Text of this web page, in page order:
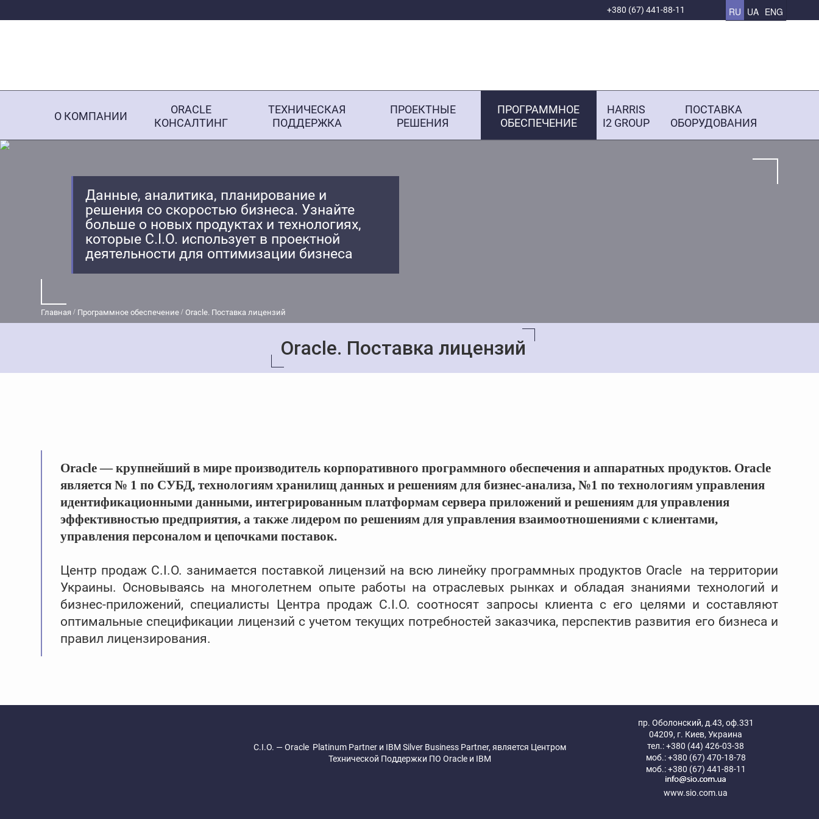
+380 (67) 441-88-11 RU UA ENG
О КОМПАНИИ
ORACLE
КОНСАЛТИНГ
ТЕХНИЧЕСКАЯ
ПОДДЕРЖКА
ПРОЕКТНЫЕ
РЕШЕНИЯ
ПРОГРАММНОЕ
ОБЕСПЕЧЕНИЕ
HARRIS
І2 GROUP
ПОСТАВКА
ОБОРУДОВАНИЯ
Данные, аналитика, планирование и
решения со скоростью бизнеса. Узнайте
больше о новых продуктах и технологиях,
которые С.І.О. использует в проектной
деятельности для оптимизации бизнеса
Oracle. Поставка лицензий
Главная Программное обеспечение Oracle. Поставка лицензий
Oracle — крупнейший в мире производитель корпоративного программного обеспечения и аппаратных продуктов. Oracle
является № 1 по СУБД, технологиям хранилищ данных и решениям для бизнес-анализа, №1 по технологиям управления
идентификационными данными, интегрированным платформам сервера приложений и решениям для управления
эффективностью предприятия, а также лидером по решениям для управления взаимоотношениями с клиентами,
управления персоналом и цепочками поставок.
Центр продаж С.І.О. занимается поставкой лицензий на всю линейку программных продуктов Oracle на территории
Украины. Основываясь на многолетнем опыте работы на отраслевых рынках и обладая знаниями технологий и
бизнес-приложений, специалисты Центра продаж С.І.О. соотносят запросы клиента с его целями и составляют
оптимальные спецификации лицензий с учетом текущих потребностей заказчика, перспектив развития его бизнеса и
правил лицензирования.
С.І.О. — Oracle Platinum Partner и IBM Silver Business Partner, является Центром
Технической Поддержки ПО Oracle и IBM
пр. Оболонский, д.43, оф.331
04209, г. Киев, Украина
тел.: +380 (44) 426-03-38
моб.: +380 (67) 470-18-78
моб.: +380 (67) 441-88-11
www.sio.com.ua